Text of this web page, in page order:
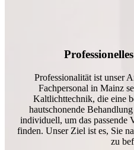
Professionalität ist unser
Fachpersonal in Mainz
Kaltlichttechnik, die eine
hautschonende
individuell, um das passende
finden. Unser Ziel ist es, Sie
zu